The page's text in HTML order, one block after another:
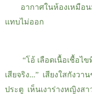
อากาศในห้องเหมือ
แทบไม่ออก
“โอ้ เลือดเนื้อเชื้อไ
เสียจริง...” เสียงใสกังวา
ประตู เห็นเงาร่างหญิงสา